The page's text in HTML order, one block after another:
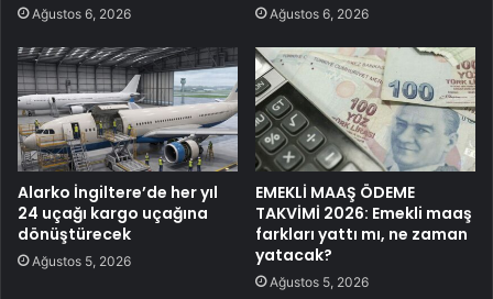
Ağustos 6, 2026 Ağustos 6, 2026
Alarko İngiltere’de her yıl
24 uçağı kargo uçağına
dönüştürecek
Ağustos 5, 2026
EMEKLİ MAAŞ ÖDEME
TAKVİMİ 2026: Emekli maaş
farkları yattı mı, ne zaman
yatacak?
Ağustos 5, 2026